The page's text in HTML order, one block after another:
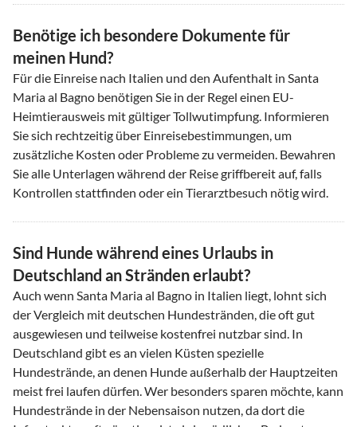
Benötige ich besondere Dokumente für
meinen Hund?
Für die Einreise nach Italien und den Aufenthalt in Santa
Maria al Bagno benötigen Sie in der Regel einen EU-
Heimtierausweis mit gültiger Tollwutimpfung. Informieren
Sie sich rechtzeitig über Einreisebestimmungen, um
zusätzliche Kosten oder Probleme zu vermeiden. Bewahren
Sie alle Unterlagen während der Reise griffbereit auf, falls
Kontrollen stattfinden oder ein Tierarztbesuch nötig wird.
Sind Hunde während eines Urlaubs in
Deutschland an Stränden erlaubt?
Auch wenn Santa Maria al Bagno in Italien liegt, lohnt sich
der Vergleich mit deutschen Hundestränden, die oft gut
ausgewiesen und teilweise kostenfrei nutzbar sind. In
Deutschland gibt es an vielen Küsten spezielle
Hundestrände, an denen Hunde außerhalb der Hauptzeiten
meist frei laufen dürfen. Wer besonders sparen möchte, kann
Hundestrände in der Nebensaison nutzen, da dort die